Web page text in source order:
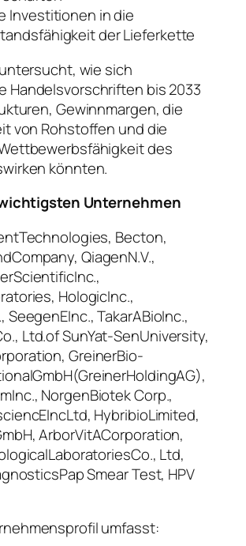
Investitionen in die
der Lieferkette
wie sich
Handelsvorschriften bis 2033
Gewinnmargen, die
von Rohstoffen und die
des
könnten.
Unternehmen
Becton,
QiagenN.V.,
HologicInc.,
SeegenEInc., TakarABioInc.,
Ltd.of SunYat-SenUniversity,
GreinerBio-
NorgenBiotek Corp.,
HybribioLimited,
ArborVitACorporation,
Ltd,
Smear Test, HPV
umfasst: